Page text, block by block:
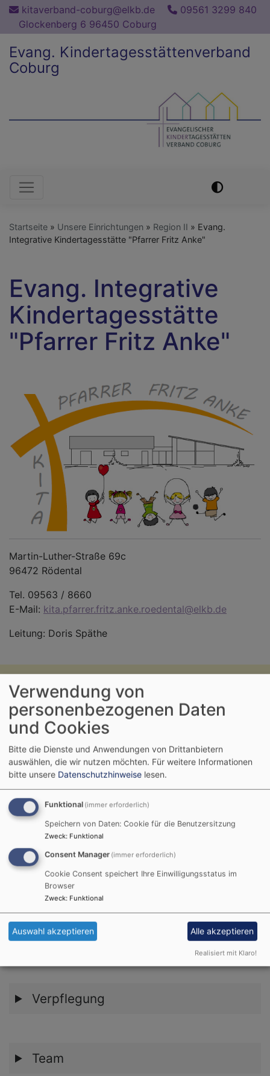
Direkt
Inhalt
kitaverband-coburg@elkb.de
09561 3299 840
Glockenberg 6 96450 Coburg
Evang. Kindertagesstättenverband
Coburg
Hauptnavigation
Startseite Unsere Einrichtungen Region II
Evang.
Integrative Kindertagesstätte "Pfarrer Fritz Anke"
Evang. Integrative
Kindertagesstätte
"Pfarrer Fritz Anke"
Martin-Luther-Straße 69c
96472 Rödental
Tel. 09563 / 8660
E-Mail: kita.pfarrer.fritz.anke.roedental@elkb.de
Leitung: Doris Späthe
Konzeption
Gruppenstruktur
Räume und Außengelände
Verpflegung
Team
Verwendung von
personenbezogenen Daten
und Cookies
Bitte die Dienste und Anwendungen von Drittanbietern
auswählen, die wir nutzen möchten. Für weitere Informationen
bitte unsere Datenschutzhinweise lesen.
Funktional (immer erforderlich)
Speichern von Daten: Cookie für die Benutzersitzung
Zweck: Funktional
Consent Manager (immer erforderlich)
Cookie Consent speichert Ihre Einwilligungsstatus im
Browser
Zweck: Funktional
Auswahl akzeptieren Alle akzeptieren
Realisiert mit Klaro!